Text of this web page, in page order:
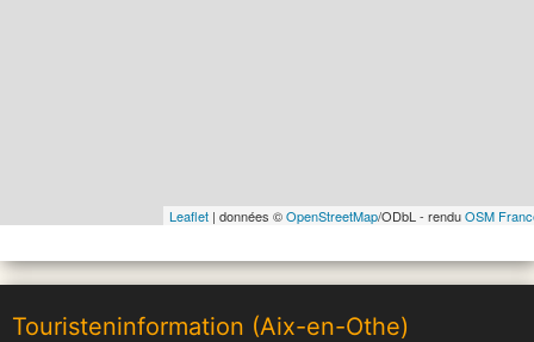
Leaflet | données ©OpenStreetMap/ODbL - renduOSM
Touristeninformation (Aix-en-Othe)